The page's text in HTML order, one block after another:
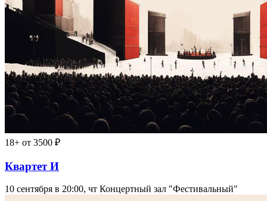
18+ от 3500 ₽
Квартет И
10 сентября в 20:00, чт Концертный зал "Фестивальный"